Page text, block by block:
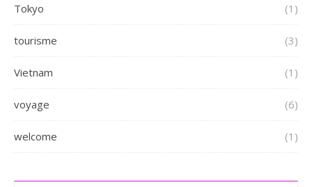
Tokyo (1)
tourisme (3)
Vietnam (1)
voyage (6)
welcome (1)